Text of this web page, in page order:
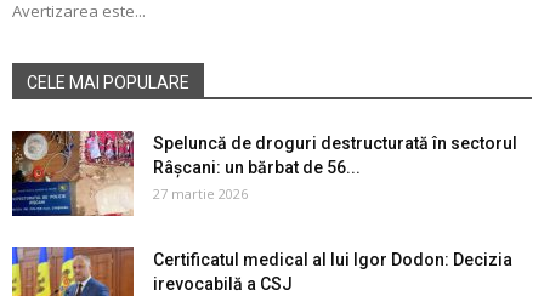
Avertizarea este...
CELE MAI POPULARE
Speluncă de droguri destructurată în sectorul
Râșcani: un bărbat de 56...
27 martie 2026
Certificatul medical al lui Igor Dodon: Decizia
irevocabilă a CSJ